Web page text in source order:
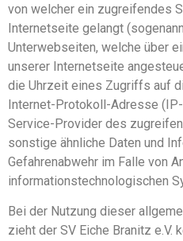
von welcher ein zugreifendes
Internetseite gelangt
Unterwebseiten, welche über
unserer Internetseite
die Uhrzeit eines Zugriffs auf
Internet-Protokoll-Adresse
Service-Provider des
sonstige ähnliche Daten und
Gefahrenabwehr im Falle von
informationstechnologischen
Bei der Nutzung dieser
zieht der SV Eiche Branitz e.V.